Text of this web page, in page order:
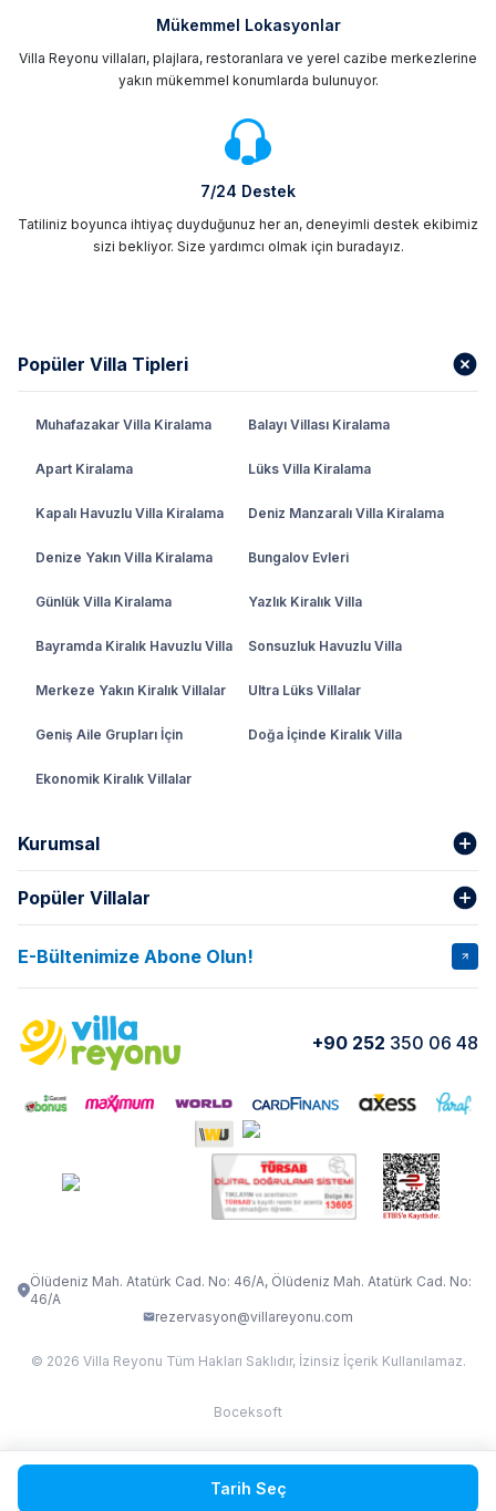
Mükemmel Lokasyonlar
Villa Reyonu villaları, plajlara, restoranlara ve yerel cazibe merkezlerine
yakın mükemmel konumlarda bulunuyor.
7/24 Destek
Tatiliniz boyunca ihtiyaç duyduğunuz her an, deneyimli destek ekibimiz
sizi bekliyor. Size yardımcı olmak için buradayız.
Popüler Villa Tipleri
Muhafazakar Villa Kiralama Balayı Villası Kiralama
Apart Kiralama Lüks Villa Kiralama
Kapalı Havuzlu Villa Kiralama Deniz Manzaralı Villa Kiralama
Denize Yakın Villa Kiralama Bungalov Evleri
Günlük Villa Kiralama Yazlık Kiralık Villa
Bayramda Kiralık Havuzlu Villa Sonsuzluk Havuzlu Villa
Merkeze Yakın Kiralık Villalar Ultra Lüks Villalar
Geniş Aile Grupları İçin Doğa İçinde Kiralık Villa
Ekonomik Kiralık Villalar
Kurumsal
Hakkımızda
İptal Şartları Banka Hesapları
Kurumsal Blog
Yorumlar Nasıl Kiralarım
Popüler Villalar
VİLLA SALKIM VİLLA SLAY 1
VİLLA OLENNA 1 VİLLA MERT
VILLA ADRIMA 1
VİLLA TİAMO VİLLA ZEYTİN DALI
VILLA ELMALI
E-Bültenimize Abone Olun!
+90 252 350 06 48
Ölüdeniz Mah. Atatürk Cad. No: 46/A, Ölüdeniz Mah. Atatürk Cad. No:
46/A
rezervasyon@villareyonu.com
© 2026 Villa Reyonu Tüm Hakları Saklıdır, İzinsiz İçerik Kullanılamaz.
Boceksoft
Fethiye Kas Kalkan 2
Tarih Seç